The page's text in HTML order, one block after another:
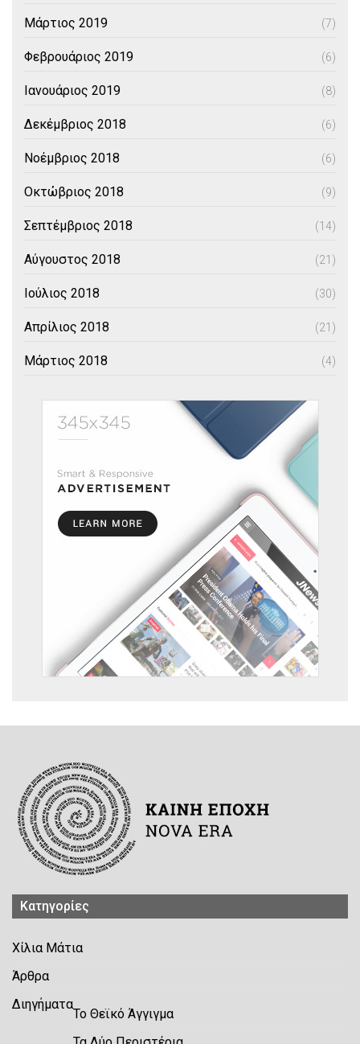
Μάρτιος 2019 (7)
Φεβρουάριος 2019 (6)
Ιανουάριος 2019 (8)
Δεκέμβριος 2018 (6)
Νοέμβριος 2018 (6)
Οκτώβριος 2018 (9)
Σεπτέμβριος 2018 (14)
Αύγουστος 2018 (21)
Ιούλιος 2018 (30)
Απρίλιος 2018 (21)
Μάρτιος 2018 (4)
Kατηγορίες
Χίλια Μάτια
Άρθρα
Διηγήματα
Το Θεϊκό Άγγιγμα